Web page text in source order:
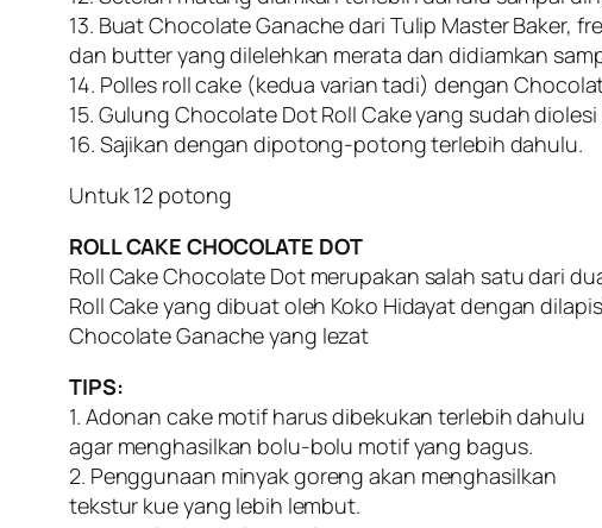
13. Buat Chocolate Ganache dari Tulip Master Baker,
dan butter yang dilelehkan merata dan didiamkan
14. Polles roll cake (kedua varian tadi) dengan
15. Gulung Chocolate Dot Roll Cake yang sudah
16. Sajikan dengan dipotong-potong terlebih dahulu.
Untuk 12 potong
ROLL CAKE CHOCOLATE DOT
Roll Cake Chocolate Dot merupakan salah satu dari
Roll Cake yang dibuat oleh Koko Hidayat dengan
Chocolate Ganache yang lezat
TIPS:
1. Adonan cake motif harus dibekukan terlebih dahulu
agar menghasilkan bolu-bolu motif yang bagus.
2. Penggunaan minyak goreng akan menghasilkan
tekstur kue yang lebih lembut.